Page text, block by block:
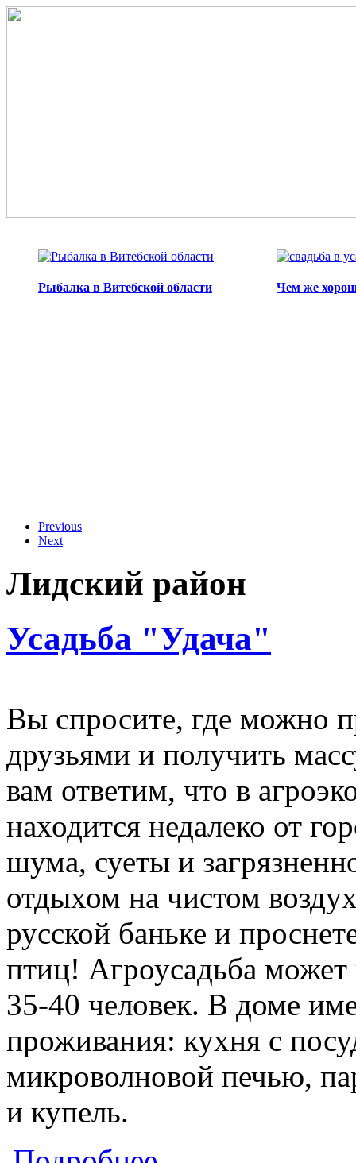
Перейти к основному содержанию
Рыбалка в Витебской области Чем же
Previous
Next
Лидский район
Усадьба "Удача"
Вы спросите, где можно
друзьями и получить
вам ответим, что в
находится недалеко от
шума, суеты и
отдыхом на чистом
русской баньке и
птиц! Агроусадьба может
35-40 человек. В доме
проживания: кухня с
микроволновой печью,
и купель.